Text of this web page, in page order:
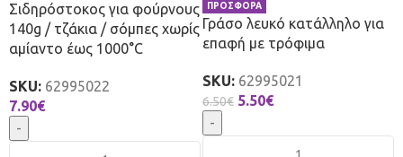
Σιδηρόστοκος για φούρνους
140g / τζάκια / σόμπες χωρίς
αμίαντο έως 1000°C
SKU: 62995022
7.90€
-
ΠΡΟΣΦΟΡΑ
Γράσο λευκό κατάλληλο για
επαφή με τρόφιμα
SKU: 62995021
6.50€ 5.50€
-